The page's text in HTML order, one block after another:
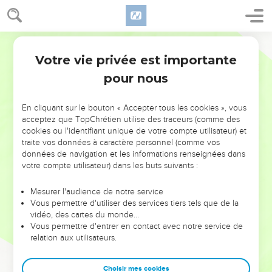
NE MANQUEZ PAS L’ÉVÉNEMENT
DE L’ANNÉE !
ET SI LEURS ERREURS POUVAIENT VOUS ÉVITER LES
VOTRES ?
leur foi ou leur vision. Mais on voit moins les doutes, les erreurs
et les saisons difficiles qu'ils ont traversés, alors même que ce
sont elles qui les ont façonnés.
Dans cette conférence, leaders, entrepreneurs, et responsables
clés pour avancer avec plus de sagesse afin que leurs erreurs
Votre vie privée est importante
pour nous
En cliquant sur le bouton « Accepter tous les cookies », vous
acceptez que TopChrétien utilise des traceurs (comme des
cookies ou l'identifiant unique de votre compte utilisateur) et
traite vos données à caractère personnel (comme vos
données de navigation et les informations renseignées dans
votre compte utilisateur) dans les buts suivants :
Mesurer l'audience de notre service
Vous permettre d'utiliser des services tiers tels que de la
vidéo, des cartes du monde…
Vous permettre d'entrer en contact avec notre service de
relation aux utilisateurs.
Choisir mes cookies